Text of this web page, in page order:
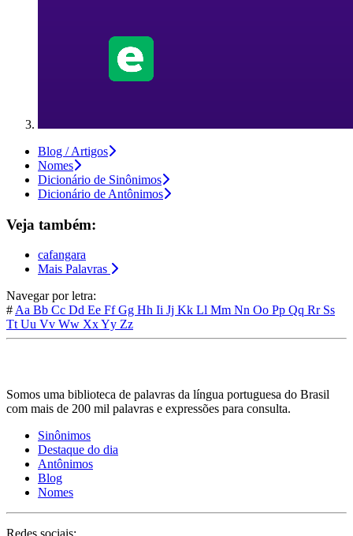
Blog / Artigos
Nomes
Dicionário de Sinônimos
Dicionário de Antônimos
Veja também:
cafangara
Mais Palavras
Navegar por letra:
# Aa Bb Cc Dd Ee FfGg Hh Ii Jj Kk Ll Mm Nn Oo Pp Qq Rr Ss
Tt Uu Vv Ww XxYy Zz
Somos uma biblioteca de palavras da língua portuguesa do Brasil
com mais de 200 mil palavras e expressões para consulta.
Sinônimos
Destaque do dia
Antônimos
Blog
Nomes